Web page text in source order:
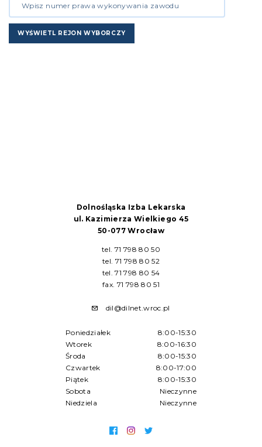
Dolnośląska Izba Lekarska
ul. Kazimierza Wielkiego 45
50-077 Wrocław
tel. 71 798 80 50
tel. 71 798 80 52
tel. 71 798 80 54
fax. 71 798 80 51
dil@dilnet.wroc.pl
Poniedziałek
8:00-15:30
Wtorek
8:00-16:30
Środa
8:00-15:30
Czwartek
8:00-17:00
Piątek
8:00-15:30
Sobota
Nieczynne
Niedziela
Nieczynne